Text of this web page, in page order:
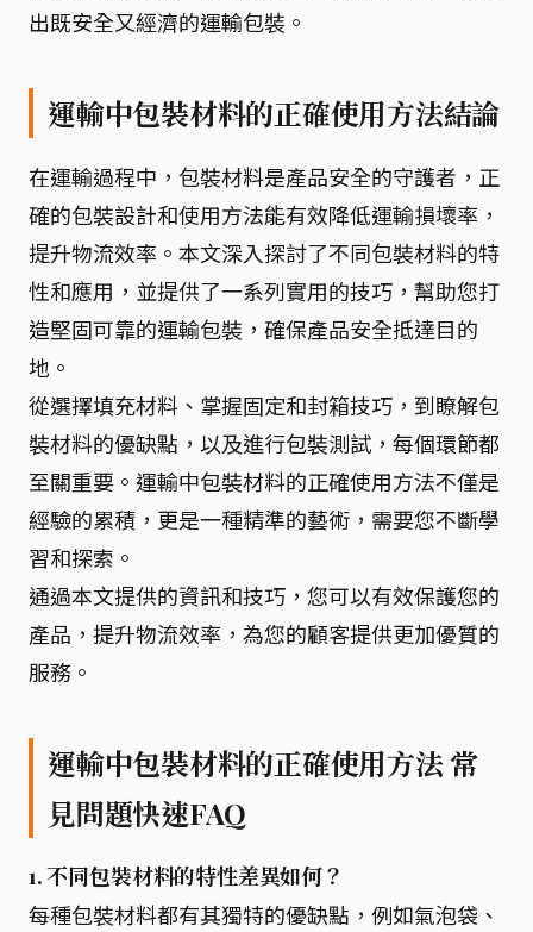
出既安全又經濟的運輸包裝。
運輸中包裝材料的正確使用方法結論
在運輸過程中，包裝材料是產品安全的守護者，正
確的包裝設計和使用方法能有效降低運輸損壞率，
提升物流效率。本文深入探討了不同包裝材料的特
性和應用，並提供了一系列實用的技巧，幫助您打
造堅固可靠的運輸包裝，確保產品安全抵達目的
地。
從選擇填充材料、掌握固定和封箱技巧，到瞭解包
裝材料的優缺點，以及進行包裝測試，每個環節都
至關重要。運輸中包裝材料的正確使用方法不僅是
經驗的累積，更是一種精準的藝術，需要您不斷學
習和探索。
通過本文提供的資訊和技巧，您可以有效保護您的
產品，提升物流效率，為您的顧客提供更加優質的
服務。
運輸中包裝材料的正確使用方法 常
見問題快速FAQ
1. 不同包裝材料的特性差異如何？
每種包裝材料都有其獨特的優缺點，例如氣泡袋、